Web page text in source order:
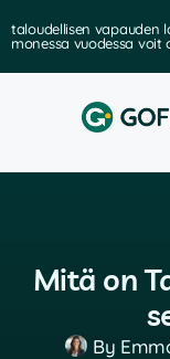
taloudellisen vapauden
monessa vuodessa voit
Mitä on
By